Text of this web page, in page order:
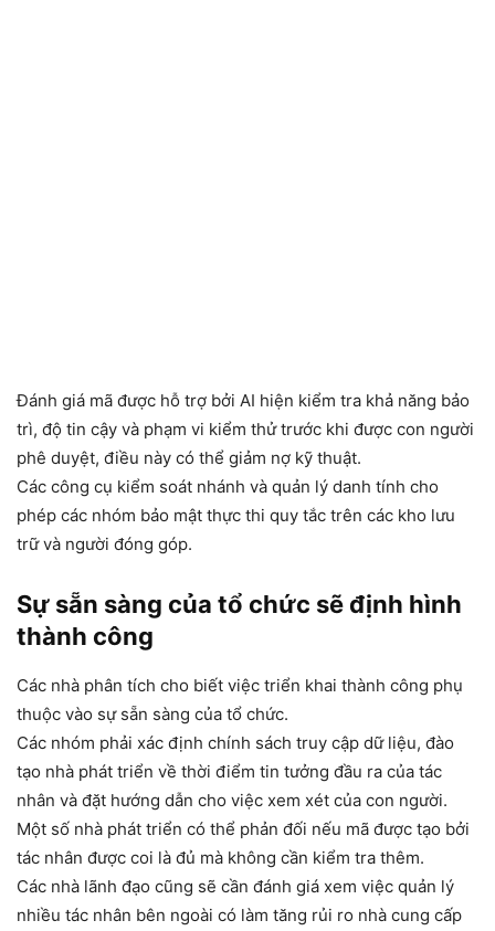
Đánh giá mã được hỗ trợ bởi AI hiện kiểm tra khả năng bảo
trì, độ tin cậy và phạm vi kiểm thử trước khi được con người
phê duyệt, điều này có thể giảm nợ kỹ thuật.
Các công cụ kiểm soát nhánh và quản lý danh tính cho
phép các nhóm bảo mật thực thi quy tắc trên các kho lưu
trữ và người đóng góp.
Sự sẵn sàng của tổ chức sẽ định hình
thành công
Các nhà phân tích cho biết việc triển khai thành công phụ
thuộc vào sự sẵn sàng của tổ chức.
Các nhóm phải xác định chính sách truy cập dữ liệu, đào
tạo nhà phát triển về thời điểm tin tưởng đầu ra của tác
nhân và đặt hướng dẫn cho việc xem xét của con người.
Một số nhà phát triển có thể phản đối nếu mã được tạo bởi
tác nhân được coi là đủ mà không cần kiểm tra thêm.
Các nhà lãnh đạo cũng sẽ cần đánh giá xem việc quản lý
nhiều tác nhân bên ngoài có làm tăng rủi ro nhà cung cấp